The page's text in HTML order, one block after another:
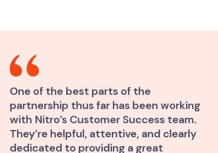
One of the best parts of the
partnership thus far has been working
with Nitro’s Customer Success team.
They’re helpful, attentive, and clearly
dedicated to providing a great